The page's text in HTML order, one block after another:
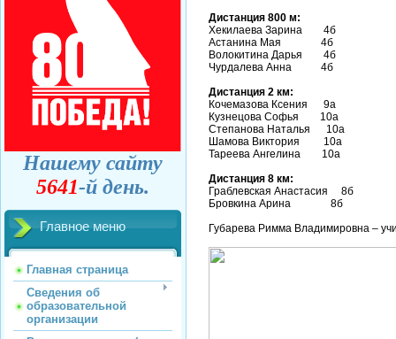
Нашему сайту
5641-й день.
Главное меню
Главная страница
Сведения об
образовательной
организации
Дистанция 800 м:
Хекилаева Зарина 4б
Астанина Мая 4б
Волокитина Дарья 4б
Чурдалева Анна 4б
Дистанция 2 км:
Кочемазова Ксения 9а
Кузнецова Софья 10а
Степанова Наталья 10а
Шамова Виктория 10а
Тареева Ангелина 10а
Дистанция 8 км:
Граблевская Анастасия 8б
Бровкина Арина 8б
Губарева Римма Владимировна –